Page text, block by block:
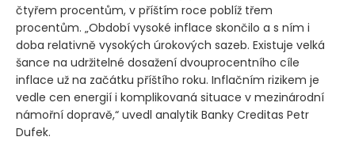
čtyřem procentům, v příštím roce poblíž třem
procentům. „Období vysoké inflace skončilo a s ním i
doba relativně vysokých úrokových sazeb. Existuje velká
šance na udržitelné dosažení dvouprocentního cíle
inflace už na začátku příštího roku. Inflačním rizikem je
vedle cen energií i komplikovaná situace v mezinárodní
námořní dopravě,“ uvedl analytik Banky Creditas Petr
Dufek.